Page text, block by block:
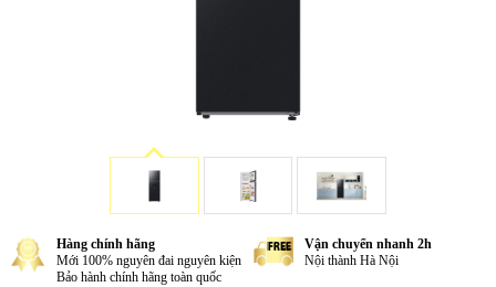
Hàng chính hãng
Mới 100% nguyên đai nguyên kiện
Bảo hành chính hãng toàn quốc
Vận chuyển nhanh 2h
Nội thành Hà Nội